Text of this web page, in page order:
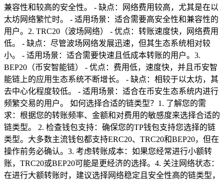
兼容性和较高的安全性。 - 缺点：网络费用较高，尤其是在以
太坊网络繁忙时。 - 适用场景：适合需要高安全性和兼容性的
用户。2. TRC20（波场网络） - 优点：转账速度快，网络费用
低。 - 缺点：尽管波场网络发展迅速，但其生态系统相对较
小。 - 适用场景：适合需要快速且低成本转账的用户。3.
BEP20（币安智能链） - 优点：费用低，速度快，并且币安智
能链上的应用生态系统不断增长。 - 缺点：相较于以太坊，其
去中心化程度较低。 - 适用场景：适合在币安生态系统内进行
频繁交易的用户。 如何选择合适的链类型？1. 了解您的需
求：根据您的转账频率、金额和对费用的敏感度来选择合适的
链类型。 2. 检查钱包支持：确保您的TP钱包支持您选择的链
类型。大多数主流钱包都支持ERC20、TRC20和BEP20，但在
操作前务必确认。3. 考虑转账成本：如果您经常进行小额转
账，TRC20或BEP20可能是更经济的选择。4. 关注网络状态：
在进行大额转账时，建议选择网络稳定且安全性高的链类型，